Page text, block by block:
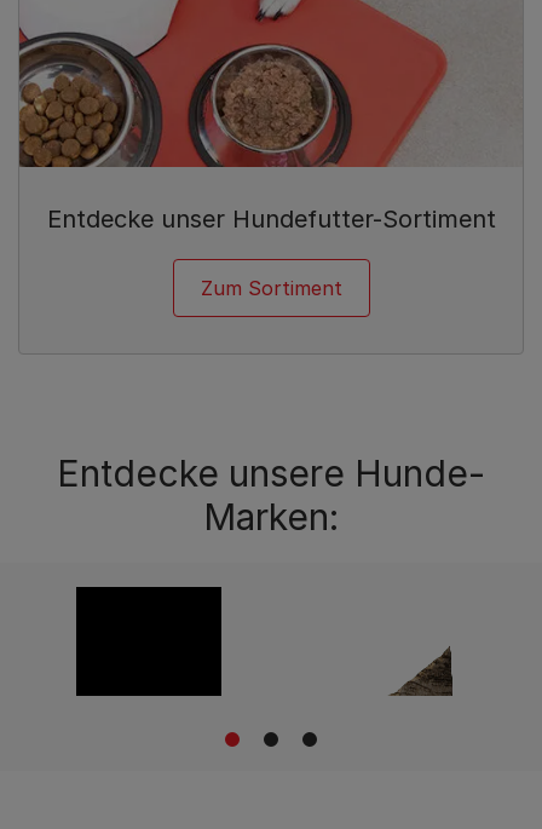
Entdecke unser Hundefutter-Sortiment
Zum Sortiment
Entdecke unsere Hunde-
Marken:
1 2 3